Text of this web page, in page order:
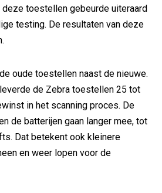
deze toestellen gebeurde uiteraard
testing. De resultaten van deze
oude toestellen naast de nieuwe.
de Zebra toestellen 25 tot
in het scanning proces. De
de batterijen gaan langer mee, tot
Dat betekent ook kleinere
en weer lopen voor de